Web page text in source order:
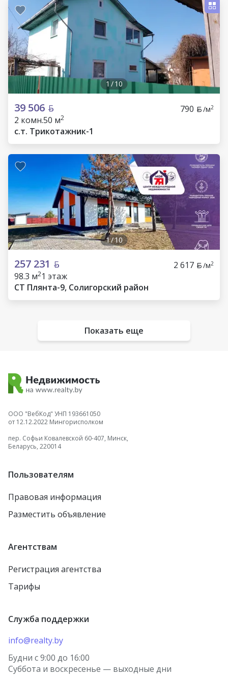
1 /10
39 506 790 /м2
2 комн.50 м2
с.т. Трикотажник-1
1/10
257 231 2 617 /м2
98.3 м21 этаж
СТ Плянта-9, Солигорский район
Показать еще
ООО "ВебКод" УНП 193661050
от 12.12.2022 Мингорисполком
пер. Софьи Ковалевской 60-407, Минск,
Беларусь, 220014
Пользователям
Правовая информация
Разместить объявление
Агентствам
Регистрация агентства
Тарифы
Служба поддержки
info@realty.by
Будни с 9:00 до 16:00
Суббота и воскресенье — выходные дни